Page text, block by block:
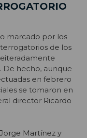
marcado por los
de los
De hecho, aunque
en febrero
se tomaron en
director Ricardo
Martínez y